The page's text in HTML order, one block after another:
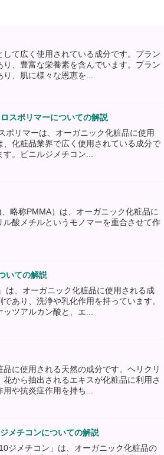
て広く使用されている成分です。プラン
、豊富な栄養素を含んでいます。プラン
、肌に様々な恩恵を...
スポリマーについての解説
ポリマーは、オーガニック化粧品に使用
化粧品業界で広く使用されている成分で
。ビニルジメチコン...
略称PMMA）は、オーガニック化粧品に
酸メチルというモノマーを重合させて作
いての解説
は、オーガニック化粧品に使用される成
あり、洗浄や乳化作用を持っています。
ツアルカン酸と、エ...
に使用される天然の成分です。ヘリクリ
から抽出されるエキスが化粧品に利用さ
や抗炎症作用を持ち...
メチコンについての解説
ジメチコン」は、オーガニック化粧品の